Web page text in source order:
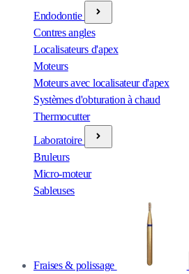
Endodontie
Contres angles
Localisateurs d'apex
Moteurs
Moteurs avec localisateur d'apex
Systèmes d'obturation à chaud
Thermocutter
Laboratoire
Bruleurs
Micro-moteur
Sableuses
Fraises & polissage